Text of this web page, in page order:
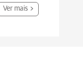
Ver mais